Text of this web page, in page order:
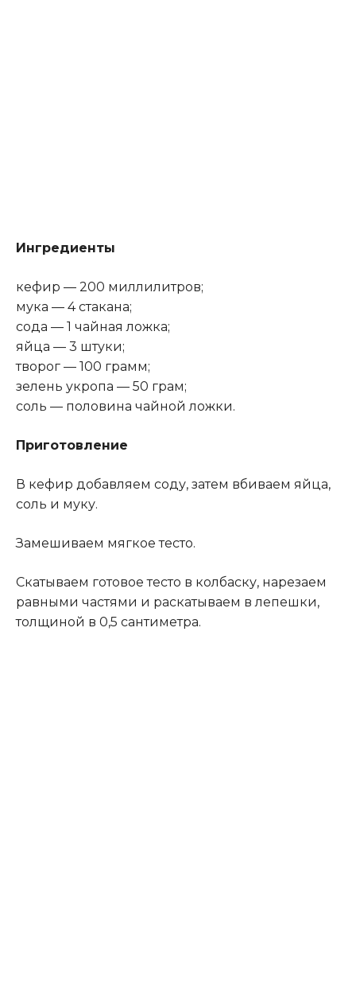
Ингредиенты
кефир — 200 миллилитров;
мука — 4 стакана;
сода — 1 чайная ложка;
яйца — 3 штуки;
творог — 100 грамм;
зелень укропа — 50 грам;
соль — половина чайной ложки.
Приготовление
В кефир добавляем соду, затем вбиваем яйца,
соль и муку.
Замешиваем мягкое тесто.
Скатываем готовое тесто в колбаску, нарезаем
равными частями и раскатываем в лепешки,
толщиной в 0,5 сантиметра.